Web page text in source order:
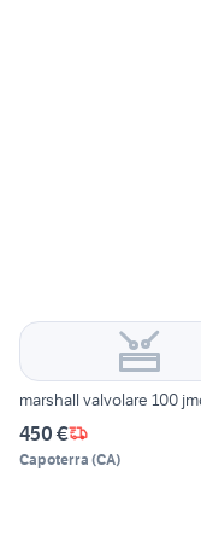
marshall valvolare 100
450 €
Capoterra (CA)